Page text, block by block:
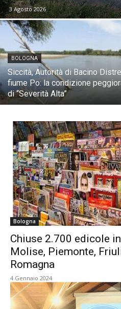
3 Agosto 2026
BOLOGNA
Siccità, Autorità di Bacino
fiume Po: la condizione
di “Severità Alta”
Bologna
Chiuse 2.700 edicole
Molise, Piemonte,
Romagna
4 Gennaio 2024